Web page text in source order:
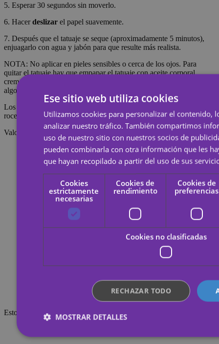
5. Esperar 30 segundos sin moverlo.
6. Hacerdeslizar el papel suavemente.
7. Después que el tatuaje se seque (aproximadamente 5 minutos),
enjuagarlo con agua y jabón para que resulte más realista.
NOTA: No aplicar en pieles sensibles o cerca de los ojos. Para
quitar el tatuaje hay que empapar el tatuaje con aceite corporal,
crema o alcohol; esperar 20 segundos y después frotar con un
algodón.
Los tatuajes temporales duran alrededor de 7 días, dependiendo del
roce que reciban.
Valoraciones
Esto también te puede interesar
Ese sitio web utiliza cookies
Utilizamos cookies para personalizar el contenido,
analizar nuestro tráfico. También compartimos
uso de nuestro sitio con nuestros socios de
pueden combinarla con otra información que les
que hayan recopilado a partir del uso de sus
Cookies
estrictamente
necesarias
Cookies de
rendimiento
Cookies de
preferencias
Cookies no clasificadas
RECHAZAR TODO
MOSTRAR DETALLES